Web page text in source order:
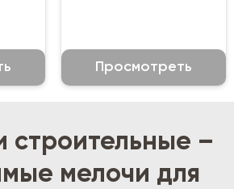
Просмотреть
строительные –
мелочи для